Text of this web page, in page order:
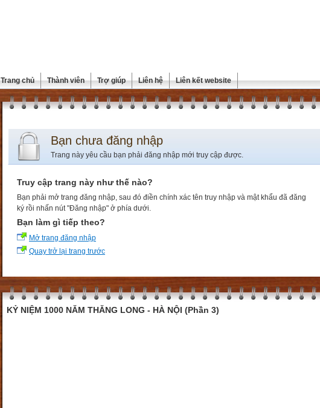
Trang chủ Thành viên Trợ giúp Liên hệ Liên kết website
Bạn chưa đăng nhập
Trang này yêu cầu bạn phải đăng nhập mới truy cập được.
Truy cập trang này như thế nào?
Bạn phải mở trang đăng nhập, sau đó điền chính xác tên truy nhập và mật khẩu đã đăng
ký rồi nhấn nút "Đăng nhập" ở phía dưới.
Bạn làm gì tiếp theo?
Mở trang đăng nhập
Quay trở lại trang trước
KỶ NIỆM 1000 NĂM THĂNG LONG - HÀ NỘI (Phần 3)